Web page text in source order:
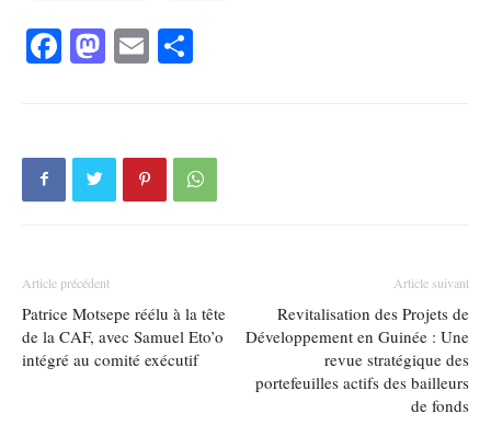
Facebook
Mastodon
Email
Article précédent
Patrice Motsepe réélu à la tête
de la CAF, avec Samuel Eto’o
intégré au comité exécutif
Article suivant
Revitalisation des Projets de
Développement en Guinée : Une
revue stratégique des
portefeuilles actifs des bailleurs
de fonds